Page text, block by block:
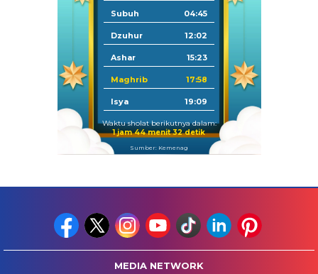
Subuh 04:45
Dzuhur 12:02
Ashar 15:23
Maghrib 17:58
Isya 19:09
Waktu sholat berikutnya dalam:
1 jam 44 menit 31 detik
Sumber: Kemenag
MEDIA NETWORK